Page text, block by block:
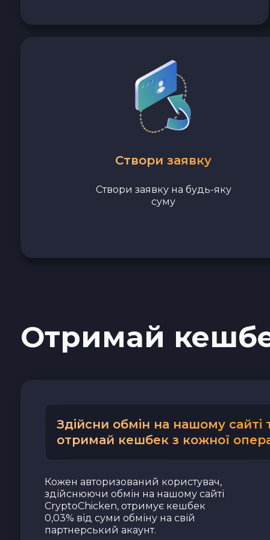
Uniswap ERC20 UNI
Cosmos ATOM
Наличные EUR
Створи заявку
Створи заявку на будь-яку
суму
Отримай
Здійсни обмін на нашому сайті
отримай кешбек з кожної
Кожен авторизований користувач,
здійснюючи обмін на нашому сайті
CryptoChicken, отримує кешбек
0,03% від суми обміну на свій
партнерський акаунт.